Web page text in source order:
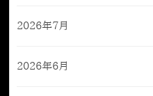
2026年7月
2026年6月